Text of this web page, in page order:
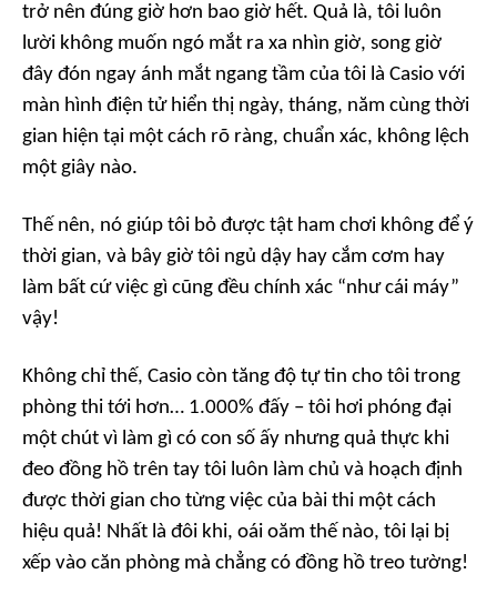
trở nên đúng giờ hơn bao giờ hết. Quả là, tôi luôn
lười không muốn ngó mắt ra xa nhìn giờ, song giờ
đây đón ngay ánh mắt ngang tầm của tôi là Casio với
màn hình điện tử hiển thị ngày, tháng, năm cùng thời
gian hiện tại một cách rõ ràng, chuẩn xác, không lệch
một giây nào.
Thế nên, nó giúp tôi bỏ được tật ham chơi không để ý
thời gian, và bây giờ tôi ngủ dậy hay cắm cơm hay
làm bất cứ việc gì cũng đều chính xác “như cái máy”
vậy!
Không chỉ thế, Casio còn tăng độ tự tin cho tôi trong
phòng thi tới hơn… 1.000% đấy – tôi hơi phóng đại
một chút vì làm gì có con số ấy nhưng quả thực khi
đeo đồng hồ trên tay tôi luôn làm chủ và hoạch định
được thời gian cho từng việc của bài thi một cách
hiệu quả! Nhất là đôi khi, oái oăm thế nào, tôi lại bị
xếp vào căn phòng mà chẳng có đồng hồ treo tường!